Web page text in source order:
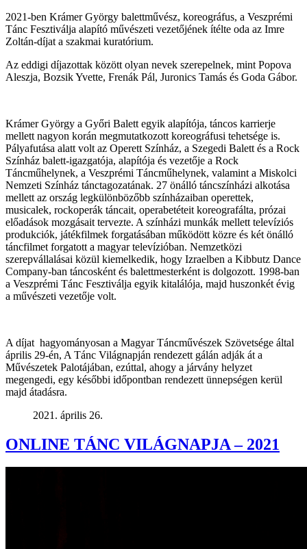
2021-ben Krámer György balettművész, koreográfus, a Veszprémi
Tánc Fesztiválja alapító művészeti vezetőjének ítélte oda az Imre
Zoltán-díjat a szakmai kuratórium.
Az eddigi díjazottak között olyan nevek szerepelnek, mint Popova
Aleszja, Bozsik Yvette, Frenák Pál, Juronics Tamás és Goda Gábor.
Krámer György a Győri Balett egyik alapítója, táncos karrierje
mellett nagyon korán megmutatkozott koreográfusi tehetsége is.
Pályafutása alatt volt az Operett Színház, a Szegedi Balett és a Rock
Színház balett-igazgatója, alapítója és vezetője a Rock
Táncműhelynek, a Veszprémi Táncműhelynek, valamint a Miskolci
Nemzeti Színház tánctagozatának. 27 önálló táncszínházi alkotása
mellett az ország legkülönbözőbb színházaiban operettek,
musicalek, rockoperák táncait, operabetéteit koreografálta, prózai
előadások mozgásait tervezte. A színházi munkák mellett televíziós
produkciók, játékfilmek forgatásában működött közre és két önálló
táncfilmet forgatott a magyar televízióban. Nemzetközi
szerepvállalásai közül kiemelkedik, hogy Izraelben a Kibbutz Dance
Company-ban táncosként és balettmesterként is dolgozott. 1998-ban
a Veszprémi Tánc Fesztiválja egyik kitalálója, majd huszonkét évig
a művészeti vezetője volt.
A díjat hagyományosan a Magyar Táncművészek Szövetsége által
április 29-én, A Tánc Világnapján rendezett gálán adják át a
Művészetek Palotájában, ezúttal, ahogy a járvány helyzet
megengedi, egy későbbi időpontban rendezett ünnepségen kerül
majd átadásra.
2021. április 26.
ONLINE TÁNC VILÁGNAPJA – 2021